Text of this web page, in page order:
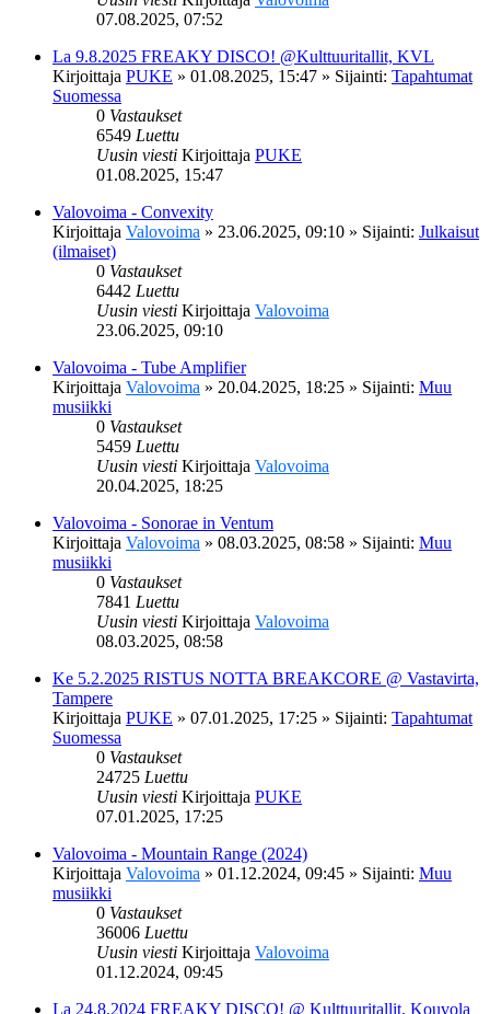
07.08.2025, 07:52
La 9.8.2025 FREAKY DISCO! @Kulttuuritallit, KVL
Kirjoittaja PUKE » 01.08.2025, 15:47 » Sijainti: Tapahtumat
Suomessa
0 Vastaukset
6549 Luettu
Uusin viesti Kirjoittaja PUKE
01.08.2025, 15:47
Valovoima - Convexity
Kirjoittaja Valovoima » 23.06.2025, 09:10 » Sijainti: Julkaisut
(ilmaiset)
0 Vastaukset
6442 Luettu
Uusin viesti Kirjoittaja Valovoima
23.06.2025, 09:10
Valovoima - Tube Amplifier
Kirjoittaja Valovoima » 20.04.2025, 18:25 » Sijainti: Muu
musiikki
0 Vastaukset
5459 Luettu
Uusin viesti Kirjoittaja Valovoima
20.04.2025, 18:25
Valovoima - Sonorae in Ventum
Kirjoittaja Valovoima » 08.03.2025, 08:58 » Sijainti: Muu
musiikki
0 Vastaukset
7841 Luettu
Uusin viesti Kirjoittaja Valovoima
08.03.2025, 08:58
Ke 5.2.2025 RISTUS NOTTA BREAKCORE @ Vastavirta,
Tampere
Kirjoittaja PUKE » 07.01.2025, 17:25 » Sijainti: Tapahtumat
Suomessa
0 Vastaukset
24725 Luettu
Uusin viesti Kirjoittaja PUKE
07.01.2025, 17:25
Valovoima - Mountain Range (2024)
Kirjoittaja Valovoima » 01.12.2024, 09:45 » Sijainti: Muu
musiikki
0 Vastaukset
36006 Luettu
Uusin viesti Kirjoittaja Valovoima
01.12.2024, 09:45
La 24.8.2024 FREAKY DISCO! @ Kulttuuritallit, Kouvola